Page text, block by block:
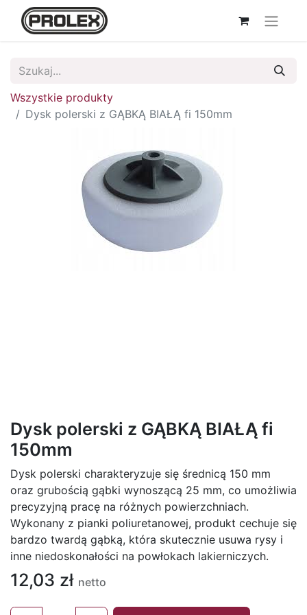
Wszystkie produkty
Dysk polerski z GĄBKĄ BIAŁĄ fi 150mm
Dysk polerski z GĄBKĄ BIAŁĄ fi
150mm
Dysk polerski charakteryzuje się średnicą 150 mm
oraz grubością gąbki wynoszącą 25 mm, co umożliwia
precyzyjną pracę na różnych powierzchniach.
Wykonany z pianki poliuretanowej, produkt cechuje się
bardzo twardą gąbką, która skutecznie usuwa rysy i
inne niedoskonałości na powłokach lakierniczych.
12,03 zł netto